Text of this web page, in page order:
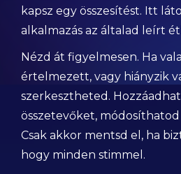
kapsz egy összesítést. Itt
alkalmazás az általad leírt
Nézd át figyelmesen. Ha
értelmezett, vagy hiányzik
szerkesztheted.
összetevőket,
Csak akkor mentsd el, ha
hogy minden stimmel.